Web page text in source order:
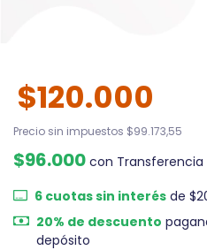
$120.000
Precio sin impuestos $99.173,55
$96.000 con
6cuotas sin interésde
20% de descuento
depósito